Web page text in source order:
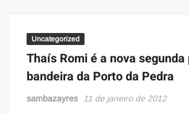
Uncategorized
Thaís Romi é a nova
bandeira da Porto da Pedra
sambazayres 11 de janeiro de 2012